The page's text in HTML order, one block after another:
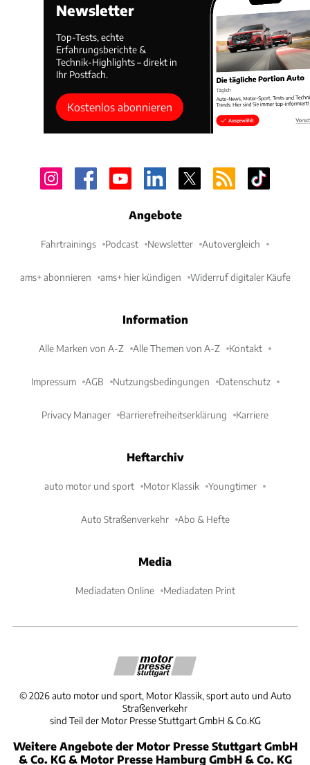
Newsletter
Top-Tests, echte
Erfahrungsberichte &
Technik-Highlights – direkt in
Ihr Postfach.
Kostenlos abonnieren
Angebote
Fahrtrainings Podcast Newsletter Autovergleich
ams+ abonnieren ams+ hier kündigen Widerruf digitaler Käufe
Information
Alle Marken von A-Z Alle Themen von A-Z Kontakt
Impressum AGB Nutzungsbedingungen Datenschutz
Privacy Manager Barrierefreiheitserklärung Karriere
Heftarchiv
auto motor und sport Motor Klassik Youngtimer
Auto Straßenverkehr Abo & Hefte
Media
Mediadaten Online Mediadaten Print
©2026 auto motor und sport, Motor Klassik, sport auto und Auto
Straßenverkehr
sind Teil der Motor Presse Stuttgart GmbH & Co.KG
Weitere Angebote der Motor Presse Stuttgart GmbH
& Co. KG & Motor Presse Hamburg GmbH & Co. KG